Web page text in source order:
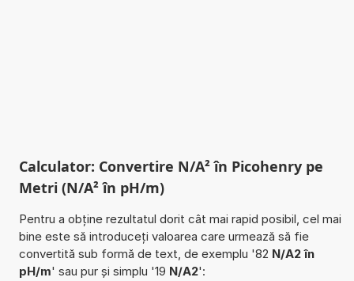
Calculator: Convertire N/A² în Picohenry pe
Metri (N/A² în pH/m)
Pentru a obține rezultatul dorit cât mai rapid posibil, cel mai
bine este să introduceți valoarea care urmează să fie
convertită sub formă de text, de exemplu '82 N/A2 în
pH/m' sau pur și simplu '19 N/A2':